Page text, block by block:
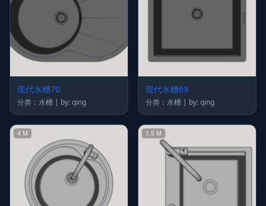
现代水槽70
分类：水槽 | by: qing
现代水槽69
分类：水槽 | by: qing
4 M 1.5 M